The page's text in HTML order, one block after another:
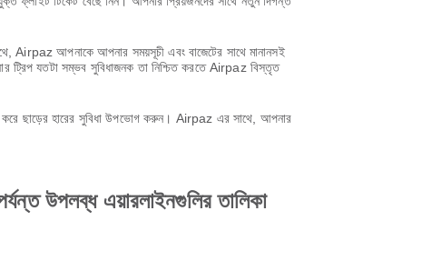
Airpaz আপনাকে আপনার সময়সূচী এবং বাজেটের সাথে মানানসই
ট্রিপ যতটা সম্ভব সুবিধাজনক তা নিশ্চিত করতে Airpaz বিস্তৃত
করে ছাড়ের হারের সুবিধা উপভোগ করুন। Airpaz এর সাথে, আপনার
এয়ারলাইনগুলির তালিকা